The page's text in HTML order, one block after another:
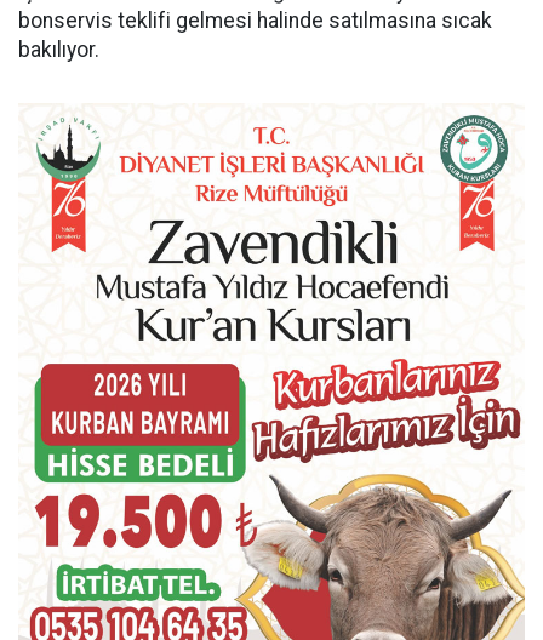
bonservis teklifi gelmesi halinde satılmasına sıcak
bakılıyor.